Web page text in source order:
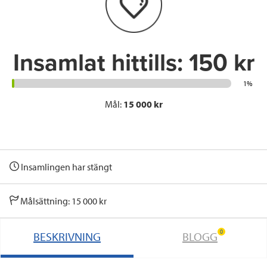
I
n
Insamlat hittills: 150 kr
1%
Mål: 15 000 kr
Insamlingen har stängt
Målsättning: 15 000 kr
BESKRIVNING BLOGG 0